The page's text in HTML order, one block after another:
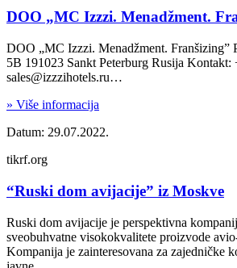
DOO „MC Izzzi. Menadžment.
DOO „MC Izzzi. Menadžment. Franšizing”
5B 191023 Sankt Peterburg Rusija Kontakt:
sales@izzzihotels.ru…
» Više informacija
Datum: 29.07.2022.
tikrf.org
“Ruski dom avijacije” iz Moskve
Ruski dom avijacije je perspektivna
sveobuhvatne visokokvalitete proizvode
Kompanija je zainteresovana za zajedničke